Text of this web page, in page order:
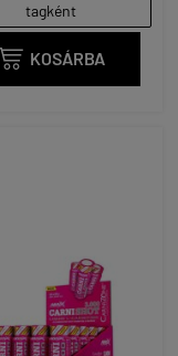
tagként
 KOSÁRBA